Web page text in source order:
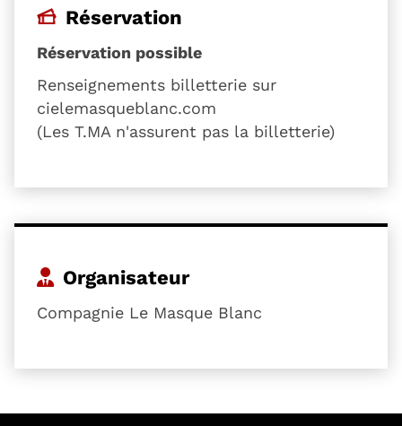
Réservation
Réservation possible
Renseignements billetterie sur
cielemasqueblanc.com
(Les T.MA n'assurent pas la billetterie)
Organisateur
Compagnie Le Masque Blanc